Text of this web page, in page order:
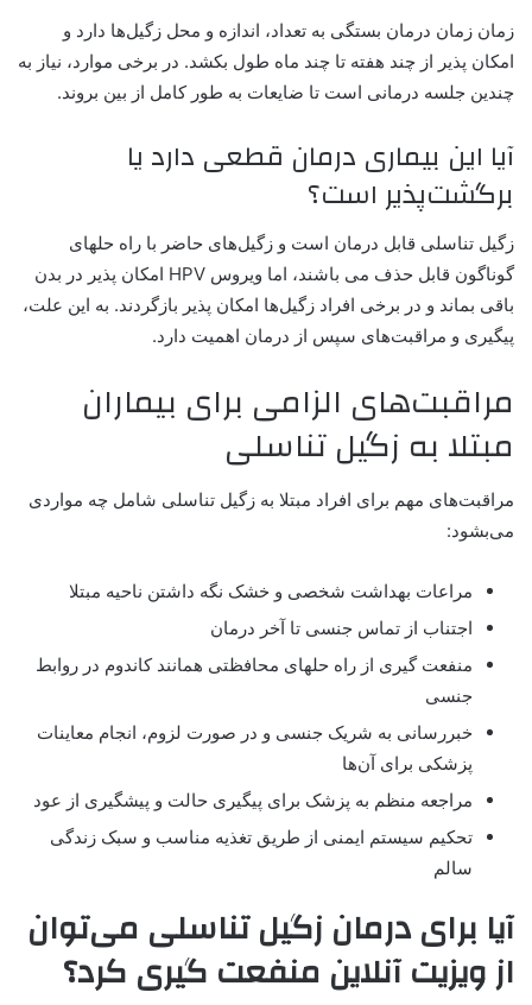
زمان زمان درمان بستگی به تعداد، اندازه و محل زگیل‌ها دارد و
امکان پذیر از چند هفته تا چند ماه طول بکشد. در برخی موارد، نیاز به
چندین جلسه درمانی است تا ضایعات به طور کامل از بین بروند.
آیا این بیماری درمان قطعی دارد یا
برگشت‌پذیر است؟
زگیل تناسلی قابل درمان است و زگیل‌های حاضر با راه حلهای
گوناگون قابل حذف می باشند، اما ویروس HPV امکان پذیر در بدن
باقی بماند و در برخی افراد زگیل‌ها امکان پذیر بازگردند. به این علت،
پیگیری و مراقبت‌های سپس از درمان اهمیت دارد.
مراقبت‌های الزامی برای بیماران
مبتلا به زگیل تناسلی
مراقبت‌های مهم برای افراد مبتلا به زگیل تناسلی شامل چه مواردی
می‌بشود:
مراعات بهداشت شخصی و خشک نگه داشتن ناحیه مبتلا
اجتناب از تماس جنسی تا آخر درمان
منفعت گیری از راه حلهای محافظتی همانند کاندوم در روابط
جنسی
خبر‌رسانی به شریک جنسی و در صورت لزوم، انجام معاینات
پزشکی برای آن‌ها
مراجعه منظم به پزشک برای پیگیری حالت و پیشگیری از عود
تحکیم سیستم ایمنی از طریق تغذیه مناسب و سبک زندگی
سالم
آیا برای درمان زگیل تناسلی می‌توان
از ویزیت آنلاین منفعت گیری کرد؟